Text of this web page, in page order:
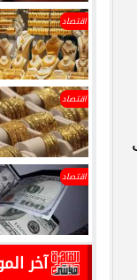
اقتصاد
اقتصاد
اقتصاد
آخر